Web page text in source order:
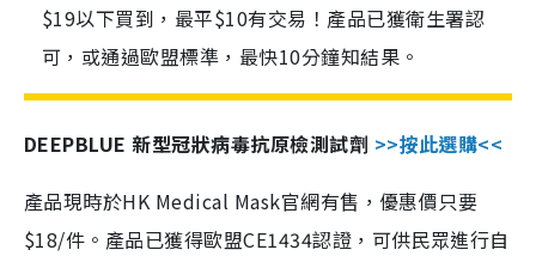
$19以下買到，最平$10有交易！產品已獲衛生署認
可，或通過歐盟標準，最快10分鐘知結果。
DEEPBLUE 新型冠狀病毒抗原檢測試劑 >>按此選購<<
產品現時於HK Medical Mask官網有售，優惠價只要
$18/件。產品已獲得歐盟CE1434認證，可供民眾進行自